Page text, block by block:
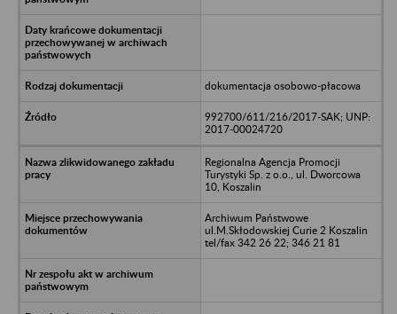
dokumentacja osobowo-płacowa
992700/611/216/2017-SAK; UNP:
2017-00024720
Regionalna Agencja Promocji
Turystyki Sp. z o.o., ul. Dworcowa
10, Koszalin
Archiwum Państwowe
ul.M.Skłodowskiej Curie 2 Koszalin
tel/fax 342 26 22; 346 21 81